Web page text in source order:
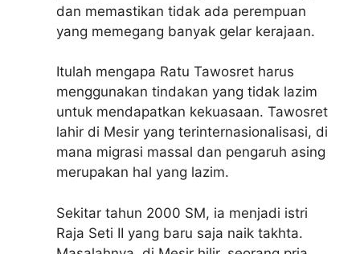
dan memastikan tidak ada perempuan
yang memegang banyak gelar kerajaan.
Itulah mengapa Ratu Tawosret harus
menggunakan tindakan yang tidak lazim
untuk mendapatkan kekuasaan. Tawosret
lahir di Mesir yang terinternasionalisasi, di
mana migrasi massal dan pengaruh asing
merupakan hal yang lazim.
Sekitar tahun 2000 SM, ia menjadi istri
Raja Seti II yang baru saja naik takhta.